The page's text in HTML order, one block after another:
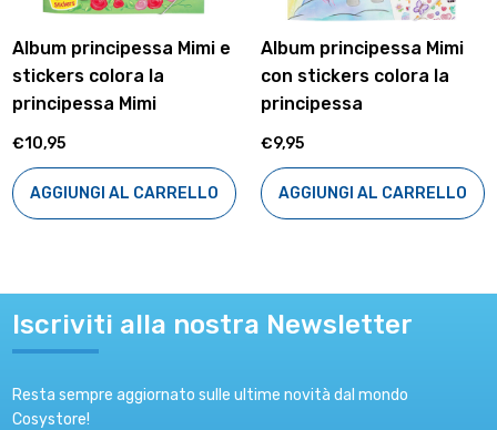
Mimi e
Album principessa Mimi
con stickers colora la
principessa
AGGIUNGI AL CARRELLO
Album
con girabrilla
AGGIUNGI AL
Iscriviti alla nostra Newsletter
Resta sempre aggiornato sulle ultime novità dal mondo
Cosystore!